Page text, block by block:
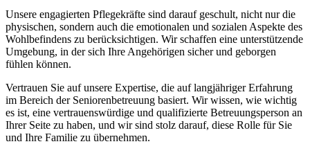
Unsere engagierten Pflegekräfte sind darauf geschult, nicht nur die
physischen, sondern auch die emotionalen und sozialen Aspekte des
Wohlbefindens zu berücksichtigen. Wir schaffen eine unterstützende
Umgebung, in der sich Ihre Angehörigen sicher und geborgen
fühlen können.
Vertrauen Sie auf unsere Expertise, die auf langjähriger Erfahrung
im Bereich der Seniorenbetreuung basiert. Wir wissen, wie wichtig
es ist, eine vertrauenswürdige und qualifizierte Betreuungsperson an
Ihrer Seite zu haben, und wir sind stolz darauf, diese Rolle für Sie
und Ihre Familie zu übernehmen.